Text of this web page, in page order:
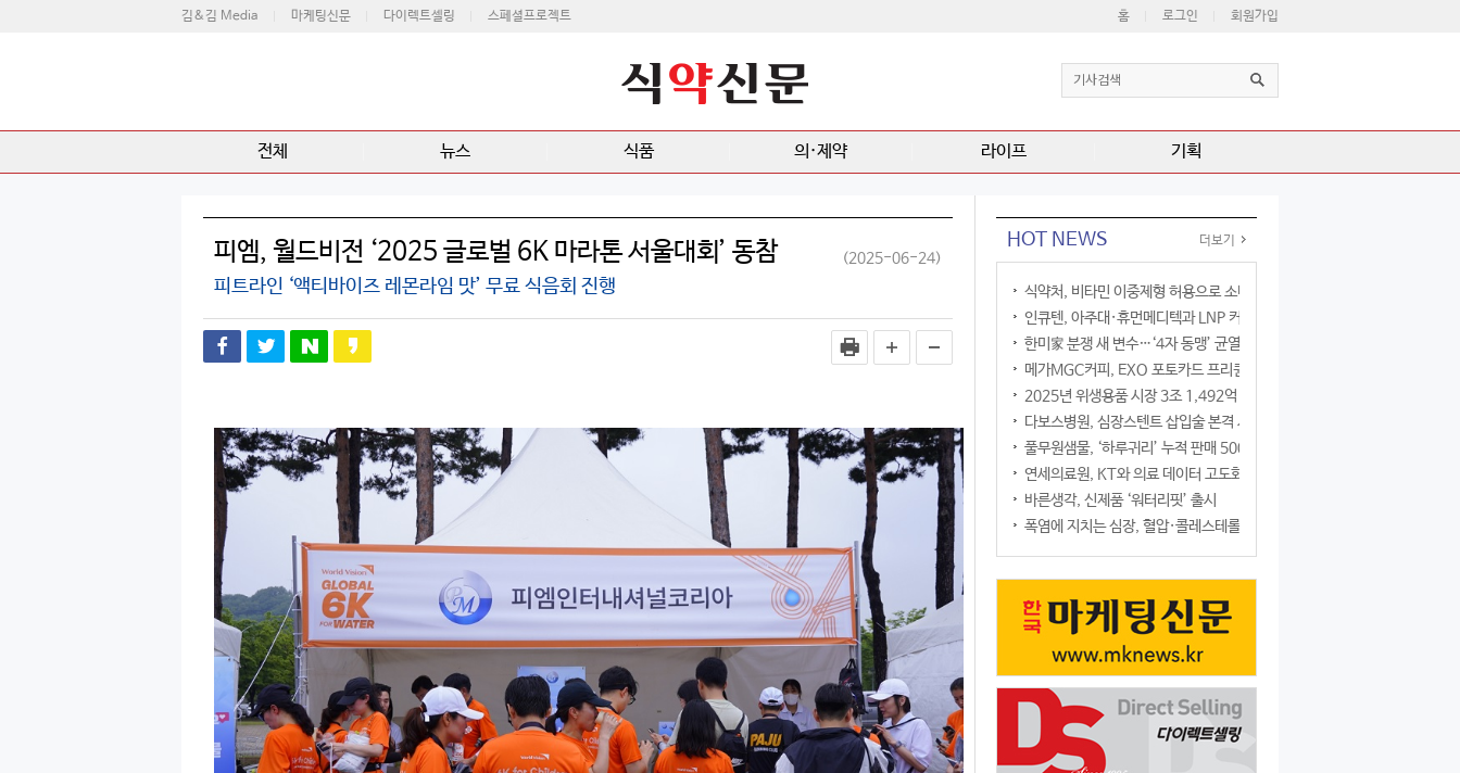
김&김 Media 마케팅신문 다이렉트셀링 스페셜프로젝트 홈 로그인 회원가입
전체 뉴스 식품 의·제약 라이프 기획
피엠, 월드비전 ‘2025 글로벌 6K 마라톤 서울대회’ 동참 (2025-06-24)
피트라인 ‘액티바이즈 레몬라임 맛’ 무료 식음회 진행
HOT NEWS 더보기
식약처, 비타민 이중제형 허용으로 소비자 선택권 확대
인큐텐, 아주대·휴먼메디텍과 LNP 커큐민 공동연구
한미家 분쟁 새 변수…‘4자 동맹’ 균열 현실화
메가MGC커피, EXO 포토카드 프리퀀시 이벤트
2025년 위생용품 시장 3조 1,492억 원
다보스병원, 심장스텐트 삽입술 본격 시행
풀무원샘물, ‘하루귀리’ 누적 판매 500만 병 돌파
연세의료원, KT와 의료 데이터 고도화 협력
바른생각, 신제품 ‘워터리핏’ 출시
폭염에 지치는 심장, 혈압·콜레스테롤만 챙기면 될까?